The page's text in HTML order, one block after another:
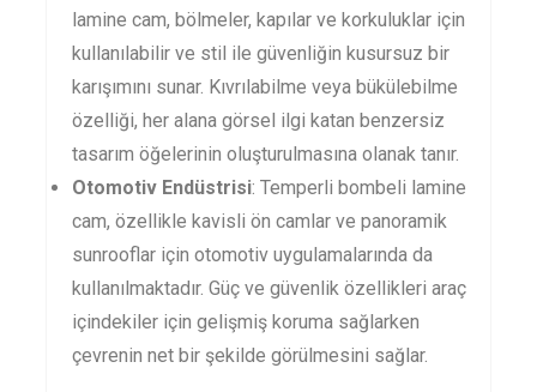
lamine cam, bölmeler, kapılar ve korkuluklar için
kullanılabilir ve stil ile güvenliğin kusursuz bir
karışımını sunar. Kıvrılabilme veya bükülebilme
özelliği, her alana görsel ilgi katan benzersiz
tasarım öğelerinin oluşturulmasına olanak tanır.
Otomotiv Endüstrisi: Temperli bombeli lamine
cam, özellikle kavisli ön camlar ve panoramik
sunrooflar için otomotiv uygulamalarında da
kullanılmaktadır. Güç ve güvenlik özellikleri araç
içindekiler için gelişmiş koruma sağlarken
çevrenin net bir şekilde görülmesini sağlar.